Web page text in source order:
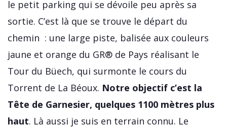
le petit parking qui se dévoile peu après sa
sortie. C’est là que se trouve le départ du
chemin : une large piste, balisée aux couleurs
jaune et orange du GR® de Pays réalisant le
Tour du Büech, qui surmonte le cours du
Torrent de La Béoux. Notre objectif c’est la
Tête de Garnesier, quelques 1100 mètres plus
haut. Là aussi je suis en terrain connu. Le